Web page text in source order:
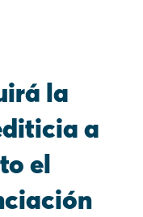
la
a
el